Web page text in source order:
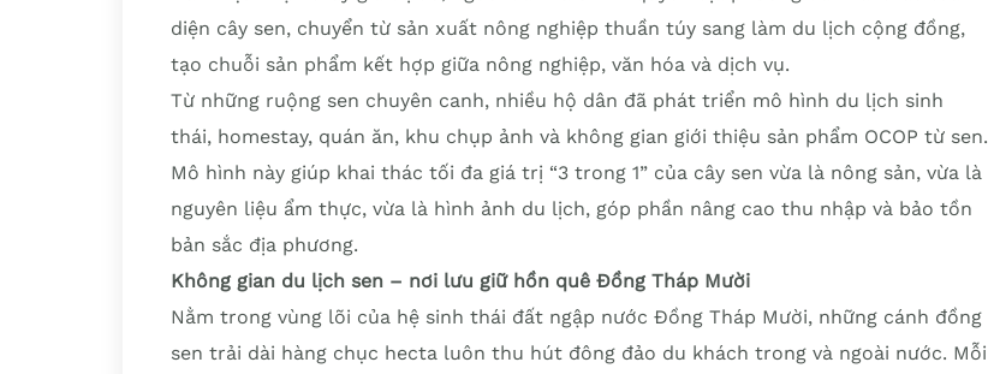
diện cây sen, chuyển từ sản xuất nông nghiệp thuần túy sang làm du lịch cộng đồng,
tạo chuỗi sản phẩm kết hợp giữa nông nghiệp, văn hóa và dịch vụ.
Từ những ruộng sen chuyên canh, nhiều hộ dân đã phát triển mô hình du lịch sinh
thái, homestay, quán ăn, khu chụp ảnh và không gian giới thiệu sản phẩm OCOP từ sen.
Mô hình này giúp khai thác tối đa giá trị “3 trong 1” của cây sen vừa là nông sản, vừa là
nguyên liệu ẩm thực, vừa là hình ảnh du lịch, góp phần nâng cao thu nhập và bảo tồn
bản sắc địa phương.
Không gian du lịch sen – nơi lưu giữ hồn quê Đồng Tháp Mười
Nằm trong vùng lõi của hệ sinh thái đất ngập nước Đồng Tháp Mười, những cánh đồng
sen trải dài hàng chục hecta luôn thu hút đông đảo du khách trong và ngoài nước. Mỗi